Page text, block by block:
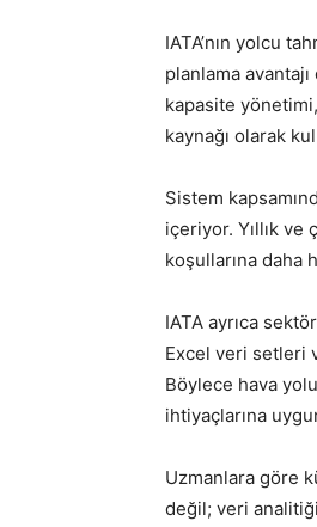
IATA’nın yolcu
planlama avantajı
kapasite
kaynağı olarak
Sistem
içeriyor. Yıllık
koşullarına daha
IATA ayrıca
Excel veri setleri
Böylece hava
ihtiyaçlarına
Uzmanlara göre
değil; veri